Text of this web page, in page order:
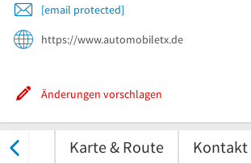
[email protected]
https://www.automobiletx.de
Änderungen vorschlagen
Karte & Route Kontakt